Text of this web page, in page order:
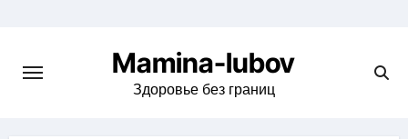
content
Mamina-lubov
Здоровье без границ